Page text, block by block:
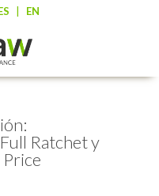
EN
Ratchet y